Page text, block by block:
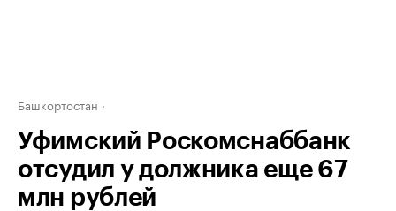
Башкортостан
Уфимский Роскомснаббанк
отсудил у должника еще 67
млн рублей